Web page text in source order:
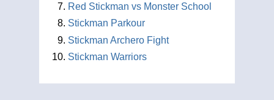
Red Stickman vs Monster School
Stickman Parkour
Stickman Archero Fight
Stickman Warriors